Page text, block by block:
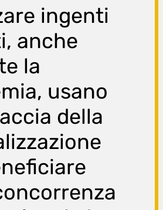
are ingenti
anche
la
usano
della